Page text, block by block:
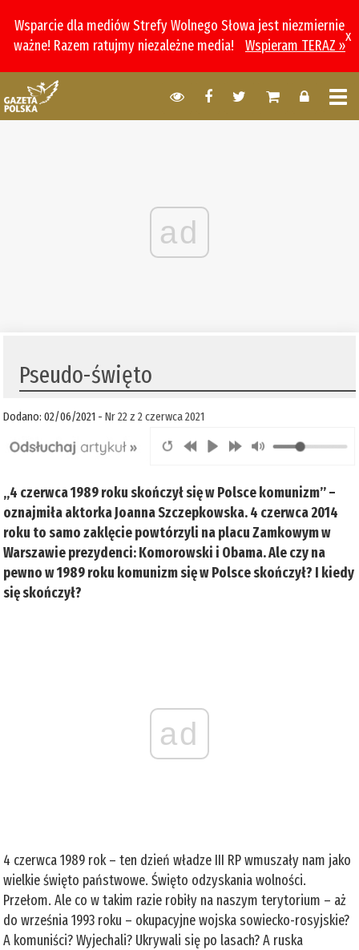
Wsparcie dla mediów Strefy Wolnego Słowa jest niezmiernie
ważne! Razem ratujmy niezależne media!
Wspieram TERAZ »
x
ad
Pseudo-święto
Dodano: 02/06/2021 -Nr 22 z 2 czerwca 2021
„4 czerwca 1989 roku skończył się w Polsce komunizm” –
oznajmiła aktorka Joanna Szczepkowska. 4 czerwca 2014
roku to samo zaklęcie powtórzyli na placu Zamkowym w
Warszawie prezydenci: Komorowski i Obama. Ale czy na
pewno w 1989 roku komunizm się w Polsce skończył? I kiedy
się skończył?
ad
4 czerwca 1989 rok – ten dzień władze III RP wmuszały nam jako
wielkie święto państwowe. Święto odzyskania wolności.
Przełom. Ale co w takim razie robiły na naszym terytorium – aż
do września 1993 roku – okupacyjne wojska sowiecko-rosyjskie?
A komuniści? Wyjechali? Ukrywali się po lasach? A ruska